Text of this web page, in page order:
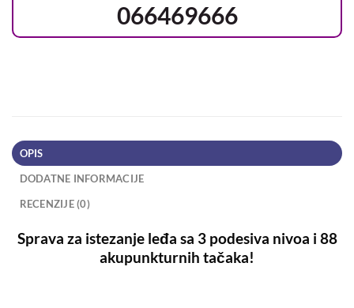
066469666
OPIS
DODATNE INFORMACIJE
RECENZIJE (0)
Sprava za istezanje leđa sa 3 podesiva nivoa i 88
akupunkturnih tačaka!